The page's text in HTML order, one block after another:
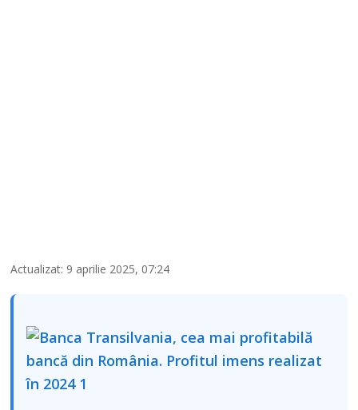
Actualizat: 9 aprilie 2025, 07:24